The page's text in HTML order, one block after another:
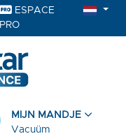
ESPACE
PRO
MIJN MANDJE
Vacuüm